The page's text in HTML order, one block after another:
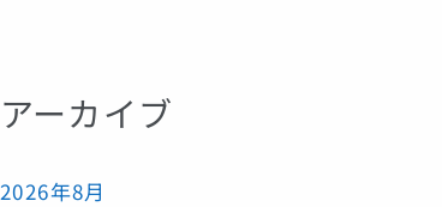
アーカイブ
2026年8月